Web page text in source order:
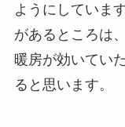
ようにしていま
があるところは
暖房が効いてい
ると思います。